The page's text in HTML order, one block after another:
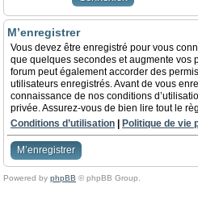
M’enregistrer
Vous devez être enregistré pour vous
que quelques secondes et augmente vos
forum peut également accorder des
utilisateurs enregistrés. Avant de vous
connaissance de nos conditions
privée. Assurez-vous de bien lire tout le
Conditions d’utilisation
Politique de vie
M’enregistrer
Powered by phpBB © phpBB Group.